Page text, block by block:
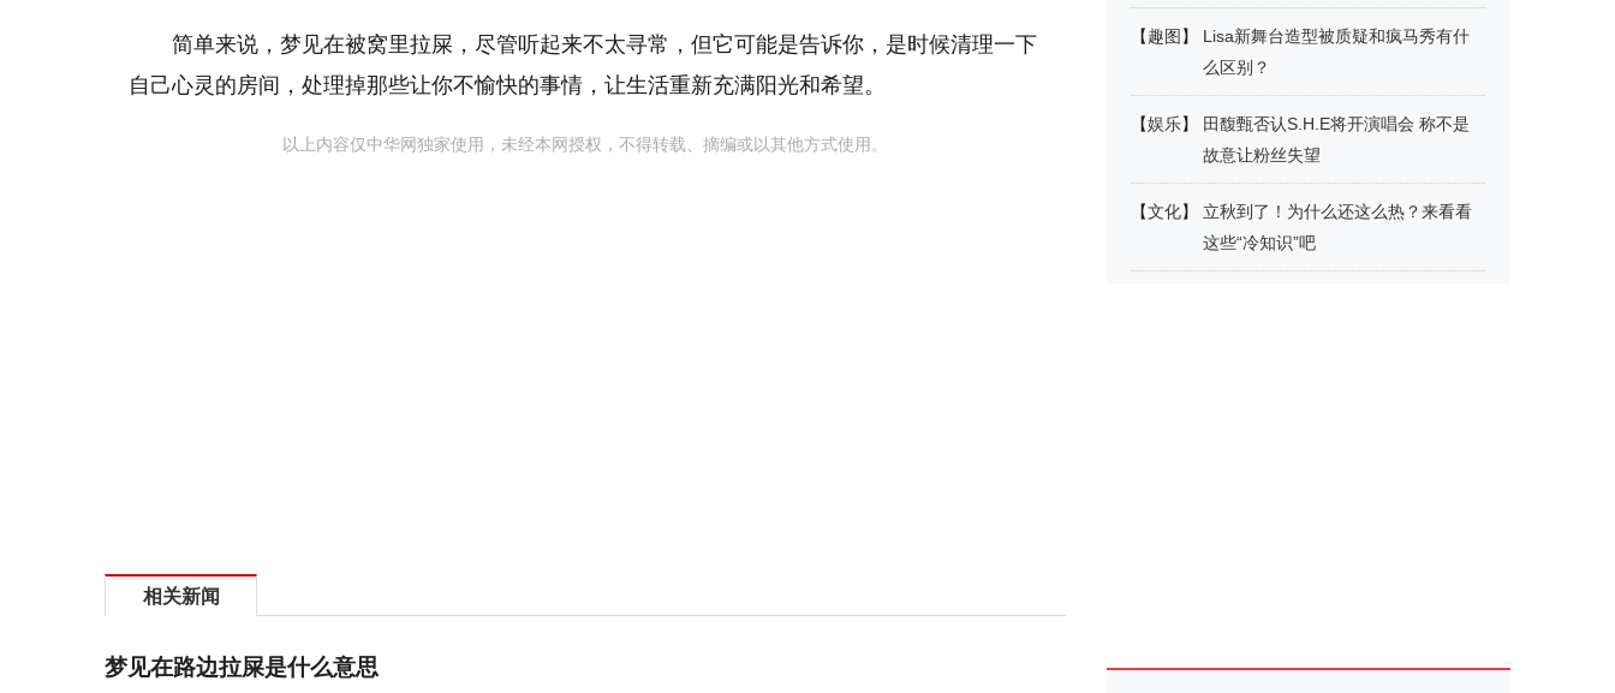
简单来说，梦见在被窝里拉屎，尽管听起来不太寻常，但它可能是告诉你，是时候清理一下
自己心灵的房间，处理掉那些让你不愉快的事情，让生活重新充满阳光和希望。
以上内容仅中华网独家使用，未经本网授权，不得转载、摘编或以其他方式使用。
相关新闻
梦见在路边拉屎是什么意思
【趣图 】
Lisa新舞台造型被质疑和疯马秀有什
么区别？
【娱乐】
田馥甄否认S.H.E将开演唱会 称不是
故意让粉丝失望
【文化】
立秋到了！为什么还这么热？来看看
这些“冷知识”吧